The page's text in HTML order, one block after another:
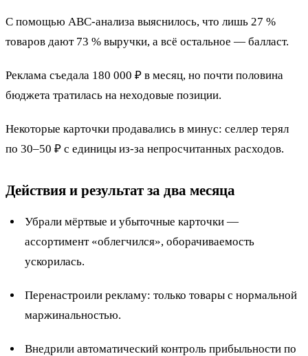
С помощью ABC-анализа выяснилось, что лишь 27 %
товаров дают 73 % выручки, а всё остальное — балласт.
Реклама съедала 180 000 ₽ в месяц, но почти половина
бюджета тратилась на неходовые позиции.
Некоторые карточки продавались в минус: селлер терял
по 30–50 ₽ с единицы из-за непросчитанных расходов.
Действия и результат за два месяца
Убрали мёртвые и убыточные карточки —
ассортимент «облегчился», оборачиваемость
ускорилась.
Перенастроили рекламу: только товары с нормальной
маржинальностью.
Внедрили автоматический контроль прибыльности по